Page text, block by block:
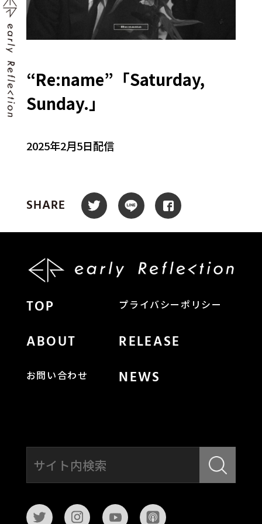
“Re:name”「Saturday,
Sunday.」
2025年2月5日配信
SHARE
TOP プライバシーポリシー
ABOUT RELEASE
お問い合わせ NEWS